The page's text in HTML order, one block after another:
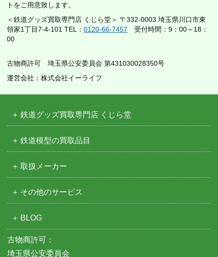
トをご用意致します。
＜鉄道グッズ買取専門店 くじら堂＞ 〒332-0003 埼玉県川口市東
領家1丁目7-4-101 TEL： 0120-66-7457 受付時間：9：00～18：
00
古物商許可 埼玉県公安委員会 第431030028350号
運営会社：株式会社イーライフ
鉄道グッズ買取専門店 くじら堂
鉄道模型の買取品目
取扱メーカー
その他のサービス
BLOG
古物商許可：
埼玉県公安委員会